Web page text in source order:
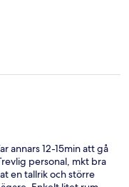
annars 12-15min att gå
personal, mkt bra
en tallrik och större